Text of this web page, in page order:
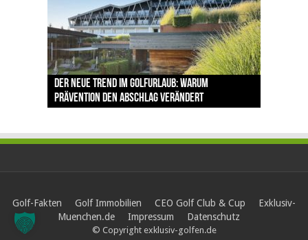
Der neue Trend im Golfurlaub: Warum
Prävention den Abschlag verändert
Luštica Bay baut Montenegros erste Golf-
Community weiter aus
Vom 85. Platz zur Claret Jug: Neuseeländer
schreibt bei The Open Geschichte
Claret Jug: Warum Scottie Scheffler die
berühmteste Golftrophäe zurückgeben muss
The Open 2026 in Royal Birkdale: Warum der
traditionsreiche Linksplatz zu den größten
Herausforderungen im Golfsport zählt
Golf-Fakten Golf Immobilien CEO Golf Club & Cup
Exklusiv-
Muenchen.de
Impressum Datenschutz
© Copyright exklusiv-golfen.de